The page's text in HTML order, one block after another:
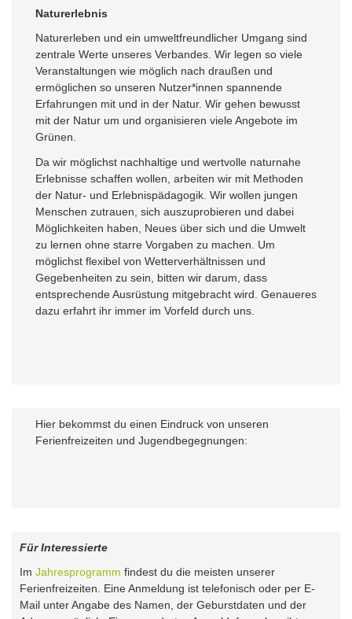
Naturerlebnis
Naturerleben und ein umweltfreundlicher Umgang sind
zentrale Werte unseres Verbandes. Wir legen so viele
Veranstaltungen wie möglich nach draußen und
ermöglichen so unseren Nutzer*innen spannende
Erfahrungen mit und in der Natur. Wir gehen bewusst
mit der Natur um und organisieren viele Angebote im
Grünen.
Da wir möglichst nachhaltige und wertvolle naturnahe
Erlebnisse schaffen wollen, arbeiten wir mit Methoden
der Natur- und Erlebnispädagogik. Wir wollen jungen
Menschen zutrauen, sich auszuprobieren und dabei
Möglichkeiten haben, Neues über sich und die Umwelt
zu lernen ohne starre Vorgaben zu machen. Um
möglichst flexibel von Wetterverhältnissen und
Gegebenheiten zu sein, bitten wir darum, dass
entsprechende Ausrüstung mitgebracht wird. Genaueres
dazu erfahrt ihr immer im Vorfeld durch uns.
Hier bekommst du einen Eindruck von unseren
Ferienfreizeiten und Jugendbegegnungen:
Für Interessierte
Im Jahresprogramm findest du die meisten unserer
Ferienfreizeiten. Eine Anmeldung ist telefonisch oder per E-
Mail unter Angabe des Namen, der Geburstdaten und der